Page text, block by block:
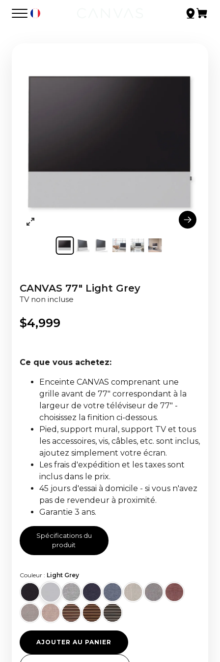
CANVAS 77" Light Grey
TV non incluse
$4,999
Ce que vous achetez:
Enceinte CANVAS comprenant une
grille avant de 77" correspondant à la
largeur de votre téléviseur de 77" -
choisissez la finition ci-dessous.
Pied, support mural, support TV et tous
les accessoires, vis, câbles, etc. sont inclus,
ajoutez simplement votre écran.
Les frais d'expédition et les taxes sont
inclus dans le prix.
45 jours d'essai à domicile - si vous n'avez
pas de revendeur à proximité.
Garantie 3 ans.
Spécifications du
produit
Couleur : Light Grey
AJOUTER AU PANIER